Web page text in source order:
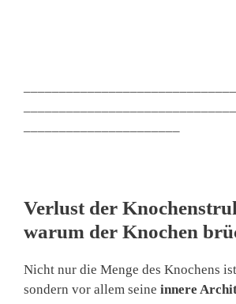
Verlust der
warum der Knochen
Nicht nur die Menge des Knochens
sondern vor allem seine innere